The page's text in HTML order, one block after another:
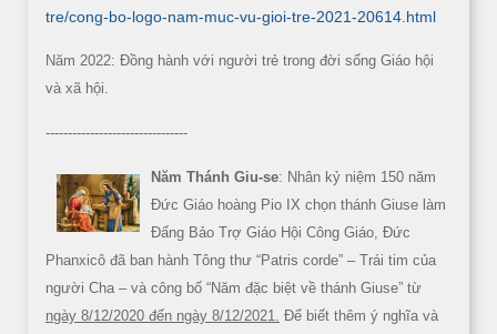
tre/cong-bo-logo-nam-muc-vu-gioi-tre-2021-20614.html
Năm 2022: Đồng hành với người trẻ trong đời sống Giáo hội
và xã hội.
--------------------------------
Năm Thánh Giu-se: Nhân kỷ niệm 150 năm
Đức Giáo hoàng Pio IX chọn thánh Giuse làm
Đấng Bảo Trợ Giáo Hội Công Giáo, Đức
Phanxicô đã ban hành Tông thư “Patris corde” – Trái tim của
người Cha – và công bố “Năm đặc biệt về thánh Giuse” từ
ngày 8/12/2020 đến ngày 8/12/2021. Để biết thêm ý nghĩa và